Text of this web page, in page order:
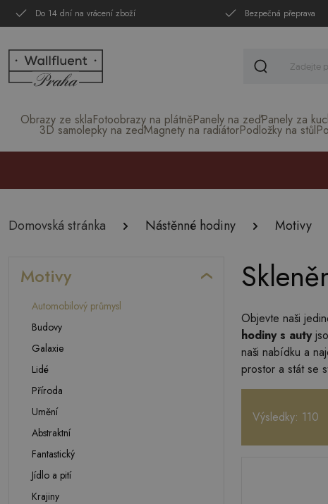
Do 14 dní na vrácení zboží Bezpečná přeprava
Obrazy ze sklaFotoobrazy na plátněPanely na zeďPanely za
3D samolepky na zeďMagnety na radiátorPodložky na stůl
Domovská stránka Nástěnné hodiny Motivy
Motivy
Automobilový průmysl
Budovy
Galaxie
Lidé
Příroda
Umění
Abstraktní
Fantastický
Jídlo a pití
Krajiny
Objevte naši
hodiny s auty
naši nabídku a
prostor a stát se
Výsledky: 110